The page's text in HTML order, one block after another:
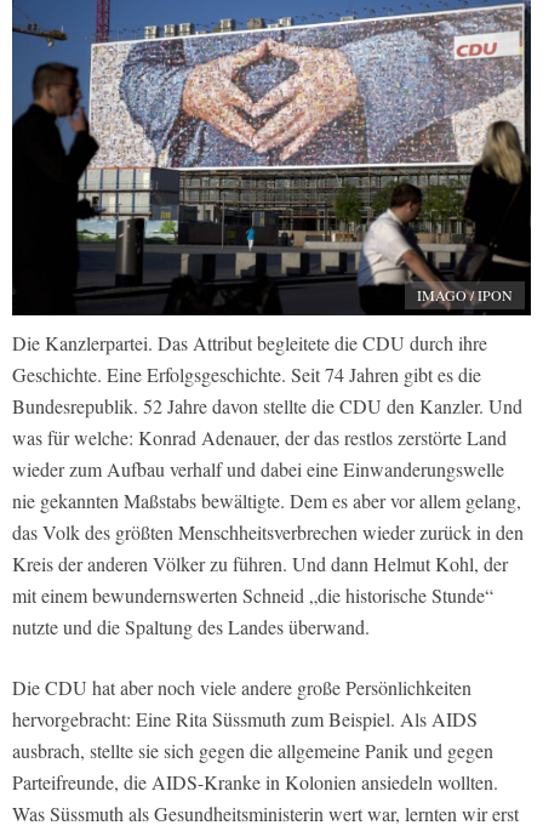
IMAGO / IPON
Die Kanzlerpartei. Das Attribut begleitete die CDU durch ihre
Geschichte. Eine Erfolgsgeschichte. Seit 74 Jahren gibt es die
Bundesrepublik. 52 Jahre davon stellte die CDU den Kanzler. Und
was für welche: Konrad Adenauer, der das restlos zerstörte Land
wieder zum Aufbau verhalf und dabei eine Einwanderungswelle
nie gekannten Maßstabs bewältigte. Dem es aber vor allem gelang,
das Volk des größten Menschheitsverbrechen wieder zurück in den
Kreis der anderen Völker zu führen. Und dann Helmut Kohl, der
mit einem bewundernswerten Schneid „die historische Stunde“
nutzte und die Spaltung des Landes überwand.
Die CDU hat aber noch viele andere große Persönlichkeiten
hervorgebracht: Eine Rita Süssmuth zum Beispiel. Als AIDS
ausbrach, stellte sie sich gegen die allgemeine Panik und gegen
Parteifreunde, die AIDS-Kranke in Kolonien ansiedeln wollten.
Was Süssmuth als Gesundheitsministerin wert war, lernten wir erst